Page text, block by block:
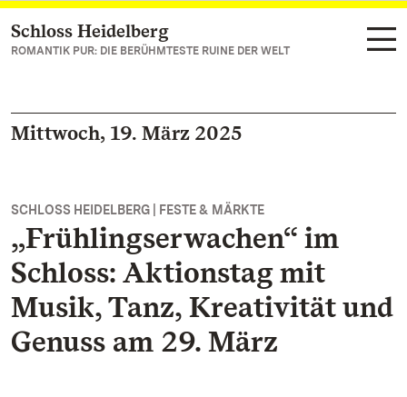
Zum Hauptinhalt springen
Schloss Heidelberg
ROMANTIK PUR: DIE BERÜHMTESTE RUINE DER WELT
Mittwoch, 19. März 2025
SCHLOSS HEIDELBERG | FESTE & MÄRKTE
„Frühlingserwachen“ im
Schloss: Aktionstag mit
Musik, Tanz, Kreativität und
Genuss am 29. März